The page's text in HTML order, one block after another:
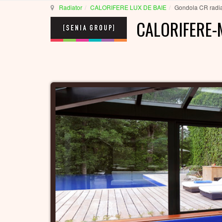
Radiator CALORIFERE LUX DE BAIE Gondola CR